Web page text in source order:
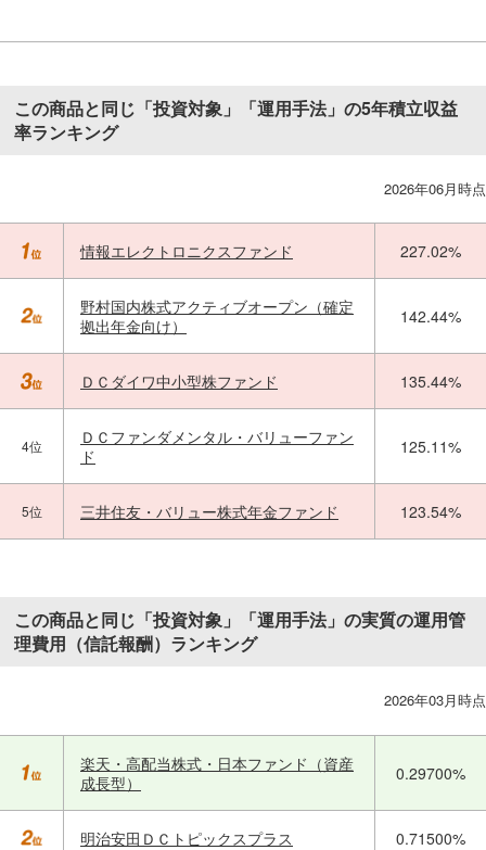
この商品と同じ「投資対象」「運用手法」の5年積立収益
率ランキング
2026年06月時点
情報エレクトロニクスファンド 227.02%
野村国内株式アクティブオープン（確定
拠出年金向け）
142.44%
ＤＣダイワ中小型株ファンド 135.44%
4位
ＤＣファンダメンタル・バリューファン
ド
125.11%
5位 三井住友・バリュー株式年金ファンド 123.54%
この商品と同じ「投資対象」「運用手法」の実質の運用管
理費用（信託報酬）ランキング
2026年03月時点
楽天・高配当株式・日本ファンド（資産
成長型）
0.29700%
明治安田ＤＣトピックスプラス 0.71500%